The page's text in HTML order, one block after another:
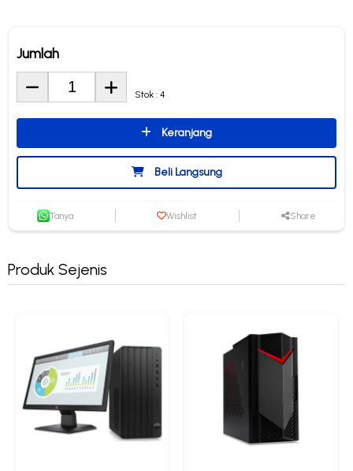
Jumlah
Stok : 4
Keranjang
Beli Langsung
Tanya Wishlist Share
Produk Sejenis